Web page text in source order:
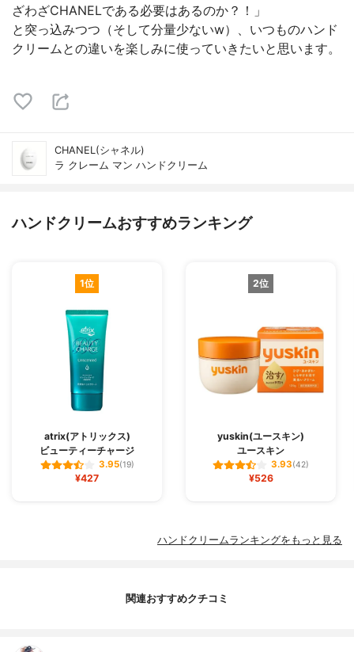
ざわざCHANELである必要はあるのか？！」
と突っ込みつつ（そして分量少ないw）、いつものハンド
クリームとの違いを楽しみに使っていきたいと思います。
CHANEL(シャネル)
ラ クレーム マン ハンドクリーム
ハンドクリームおすすめランキング
1位
atrix(アトリックス)
ビューティーチャージ
3.95(19)
¥427
2位
yuskin(ユースキン)
ユースキン
3.93(42)
¥526
ハンドクリームランキングをもっと見る
関連おすすめクチコミ